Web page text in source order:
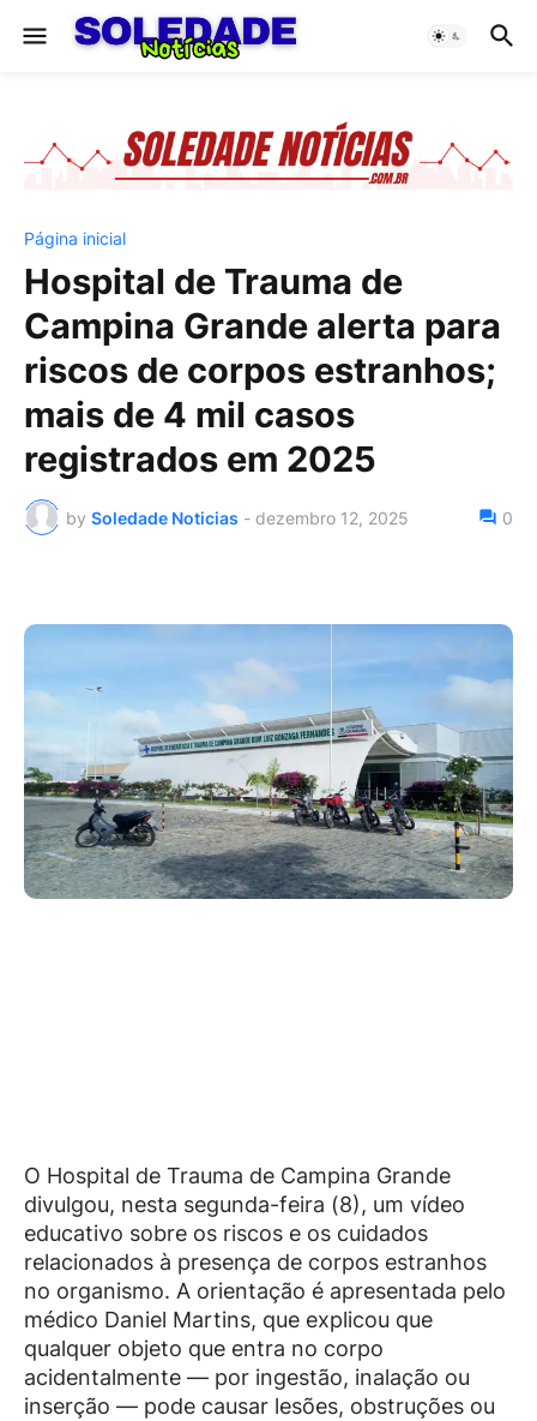
Página inicial
Hospital de Trauma de
Campina Grande alerta para
riscos de corpos estranhos;
mais de 4 mil casos
registrados em 2025
by Soledade Noticias - dezembro 12, 2025 0
O Hospital de Trauma de Campina Grande
divulgou, nesta segunda-feira (8), um vídeo
educativo sobre os riscos e os cuidados
relacionados à presença de corpos estranhos
no organismo. A orientação é apresentada pelo
médico Daniel Martins, que explicou que
qualquer objeto que entra no corpo
acidentalmente — por ingestão, inalação ou
inserção — pode causar lesões, obstruções ou